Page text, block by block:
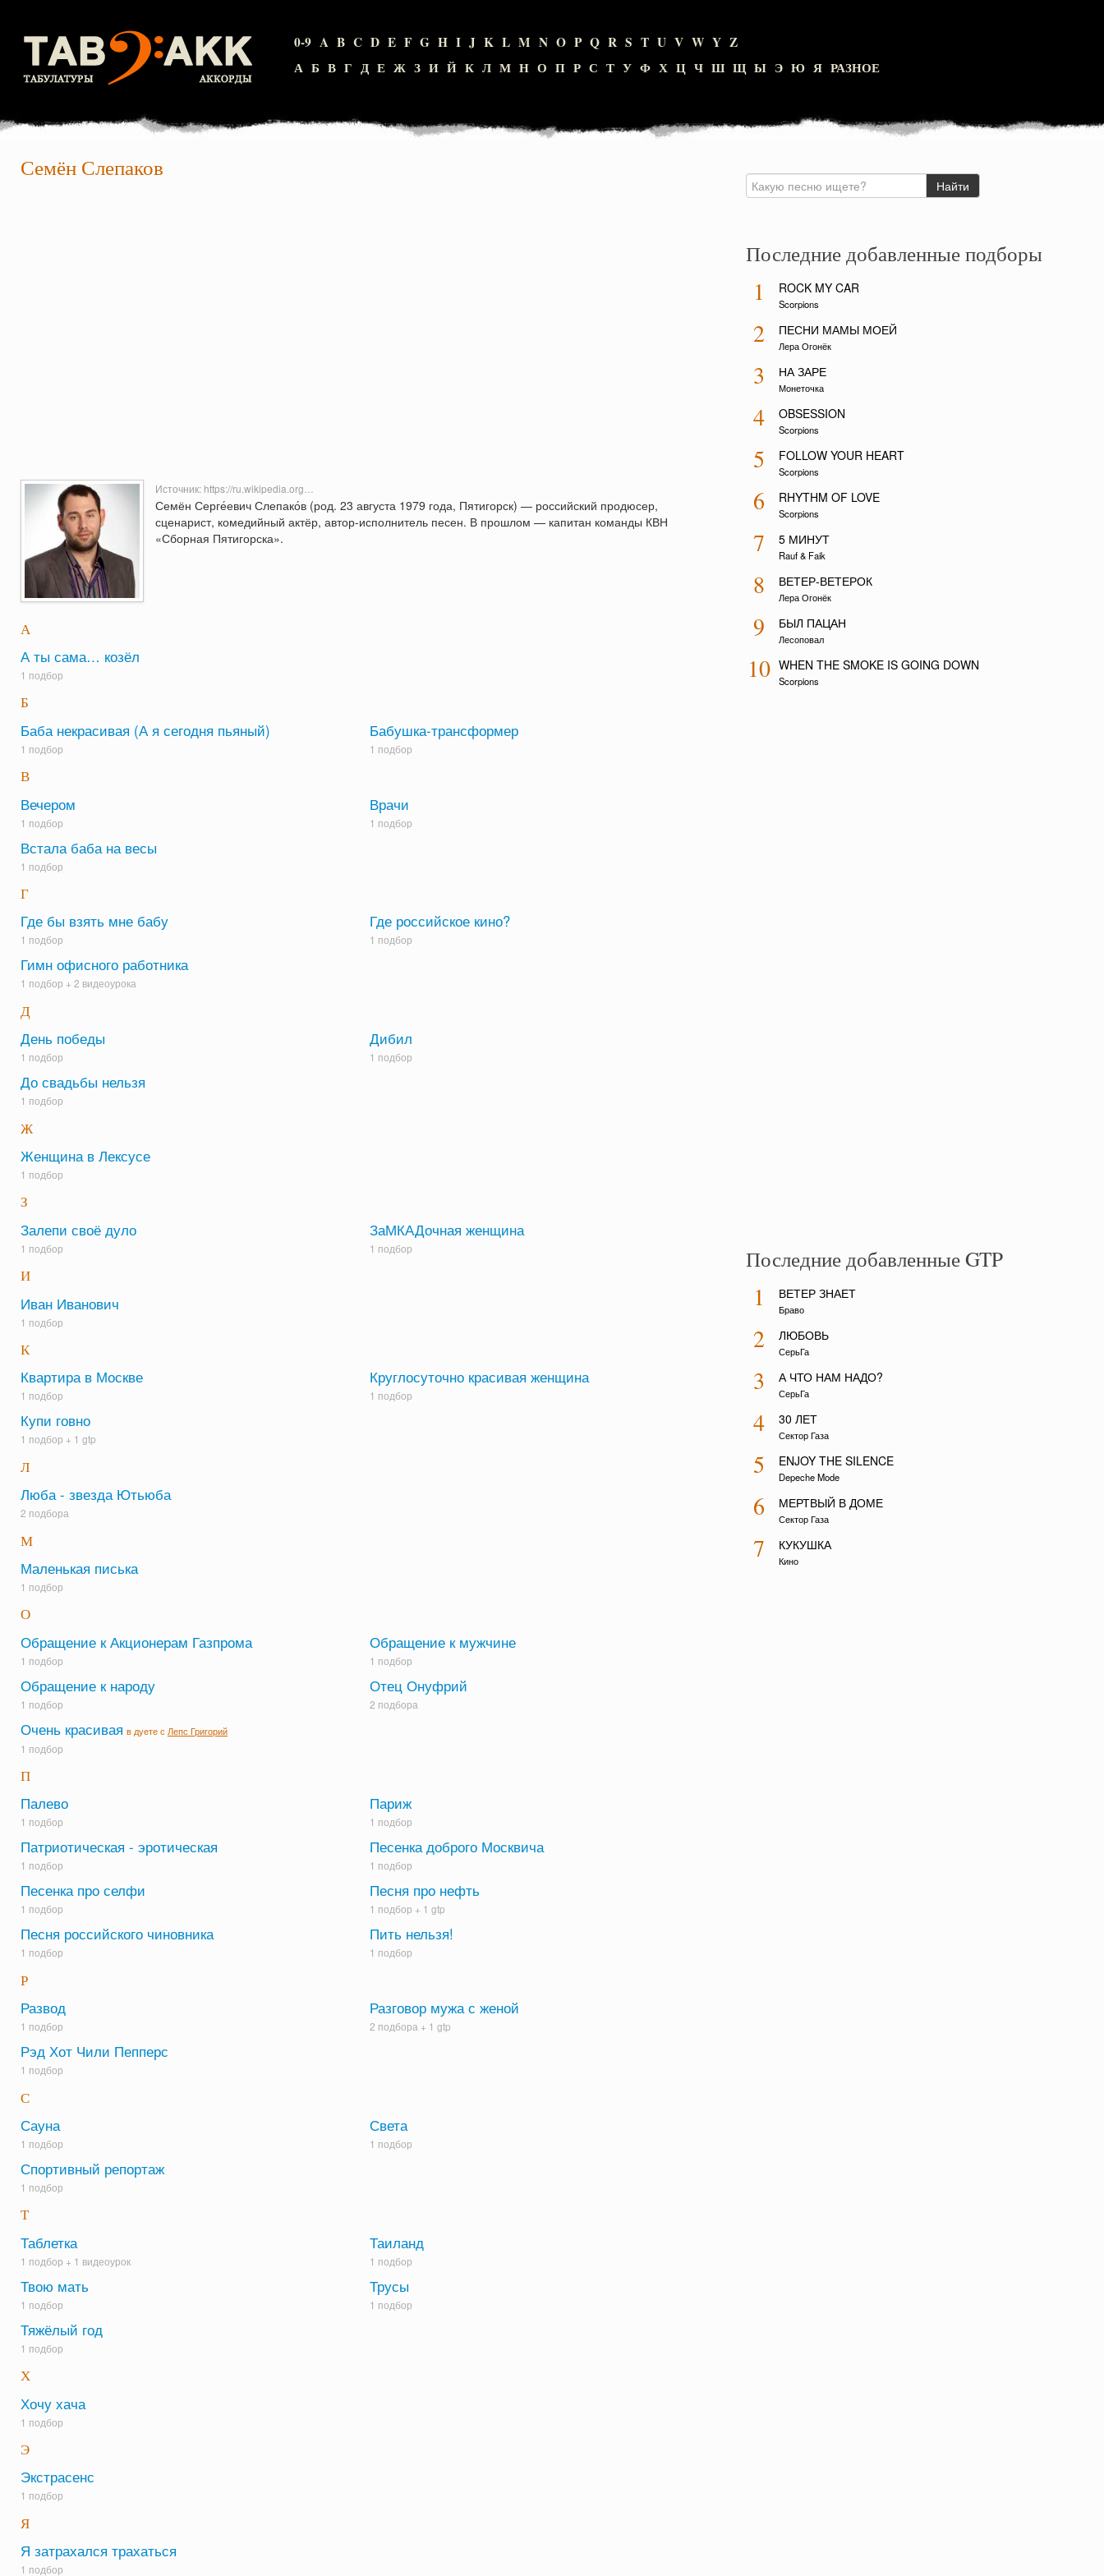
0-9 A B C D E F G H I J K L M N O P Q R S T U V W Y Z
А Б В Г Д Е Ж З И Й К Л М Н О П Р С Т У Ф Х Ц Ч Ш Щ Ы Э Ю Я РАЗНОЕ
Семён Слепаков
Источник: https://ru.wikipedia.org…
Семён Серге́евич Слепако́в (род. 23 августа 1979 года, Пятигорск) — российский продюсер,
сценарист, комедийный актёр, автор-исполнитель песен. В прошлом — капитан команды КВН
«Сборная Пятигорска».
А
А ты сама… козёл
1 подбор
Б
Баба некрасивая (А я сегодня пьяный)
1 подбор
Бабушка-трансформер
1 подбор
В
Вечером
1 подбор
Врачи
1 подбор
Встала баба на весы
1 подбор
Г
Где бы взять мне бабу
1 подбор
Где российское кино?
1 подбор
Гимн офисного работника
1 подбор + 2 видеоурока
Д
День победы
1 подбор
Дибил
1 подбор
До свадьбы нельзя
1 подбор
Ж
Женщина в Лексусе
1 подбор
З
Залепи своё дуло
1 подбор
ЗаМКАДочная женщина
1 подбор
И
Иван Иванович
1 подбор
К
Квартира в Москве
1 подбор
Круглосуточно красивая женщина
1 подбор
Купи говно
1 подбор + 1 gtp
Л
Люба - звезда Ютьюба
2 подбора
М
Маленькая писька
1 подбор
О
Обращение к Акционерам Газпрома
1 подбор
Обращение к мужчине
1 подбор
Обращение к народу
1 подбор
Отец Онуфрий
2 подбора
Очень красивая в дуете с Лепс Григорий
1 подбор
П
Палево
1 подбор
Париж
1 подбор
Патриотическая - эротическая
1 подбор
Песенка доброго Москвича
1 подбор
Песенка про селфи
1 подбор
Песня про нефть
1 подбор + 1 gtp
Песня российского чиновника
1 подбор
Пить нельзя!
1 подбор
Р
Развод
1 подбор
Разговор мужа с женой
2 подбора + 1 gtp
Рэд Хот Чили Пепперс
1 подбор
С
Сауна
1 подбор
Света
1 подбор
Спортивный репортаж
1 подбор
Т
Таблетка
1 подбор + 1 видеоурок
Таиланд
1 подбор
Твою мать
1 подбор
Трусы
1 подбор
Тяжёлый год
1 подбор
Х
Хочу хача
1 подбор
Э
Экстрасенс
1 подбор
Я
Я затрахался трахаться
1 подбор
Последние добавленные подборы
1 ROCK MY CAR
Scorpions
2 ПЕСНИ МАМЫ МОЕЙ
Лера Огонёк
3 НА ЗАРЕ
Монеточка
4 OBSESSION
Scorpions
5 FOLLOW YOUR HEART
Scorpions
6 RHYTHM OF LOVE
Scorpions
7 5 МИНУТ
Rauf & Faik
8 ВЕТЕР-ВЕТЕРОК
Лера Огонёк
9 БЫЛ ПАЦАН
Лесоповал
10 WHEN THE SMOKE IS GOING DOWN
Scorpions
Последние добавленные GTP
1 ВЕТЕР ЗНАЕТ
Браво
2 ЛЮБОВЬ
СерьГа
3 А ЧТО НАМ НАДО?
СерьГа
4 30 ЛЕТ
Сектор Газа
5 ENJOY THE SILENCE
Depeche Mode
6 МЕРТВЫЙ В ДОМЕ
Сектор Газа
7 КУКУШКА
Кино